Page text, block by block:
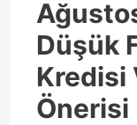
Düşük
Kredisi
Önerisi